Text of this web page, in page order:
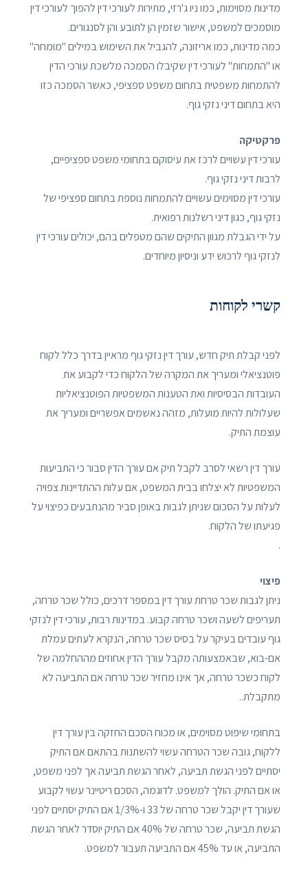
מדינות מסוימות, כמו ניו ג'רזי, מתירות לעורכי דין להפוך לעורכי דין
מוסמכים למשפט, אישור שזמין הן לתובע והן לסנגורים.
כמה מדינות, כמו אריזונה, להגביל את השימוש במילים "מומחה"
או "התמחות" לעורכי דין שקיבלו הסמכה מלשכת עורכי הדין
להתמחות משפטית בתחום משפט ספציפי, כאשר הסמכה כזו
היא בתחום דיני נזקי גוף.
פרקטיקה
עורכי דין עשויים לרכז את עיסוקם בתחומי משפט ספציפיים,
לרבות דיני נזקי גוף.
עורכי דין מסוימים עשויים להתמחות נוספת בתחום ספציפי של
נזקי גוף, כגון דיני רשלנות רפואית.
על ידי הגבלת מגוון התיקים שהם מטפלים בהם, יכולים עורכי דין
לנזקי גוף לרכוש ידע וניסיון מיוחדים.
קשרי לקוחות
לפני קבלת תיק חדש, עורך דין נזקי גוף מראיין בדרך כלל לקוח
פוטנציאלי ומעריך את המקרה של הלקוח כדי לקבוע את
העובדות הבסיסיות ואת הטענות המשפטיות הפוטנציאליות
שעלולות להיות מועלות, מזהה נאשמים אפשריים ומעריך את
עוצמת התיק.
עורך דין רשאי לסרב לקבל תיק אם עורך הדין סבור כי התביעות
המשפטיות לא יצלחו בבית המשפט, אם עלות ההתדיינות צפויה
לעלות על הסכום שניתן לגבות באופן סביר מהנתבעים כפיצוי על
פגיעתו של הלקוח.
.
פיצוי
ניתן לגבות שכר טרחת עורך דין במספר דרכים, כולל שכר טרחה,
תעריפים לשעה ושכר טרחה קבוע. במדינות רבות, עורכי דין לנזקי
גוף עובדים בעיקר על בסיס שכר טרחה, הנקרא לעתים עמלת
אם-בוא, שבאמצעותה מקבל עורך הדין אחוזים מההחלמה של
לקוח כשכר טרחה, אך אינו מחזיר שכר טרחה אם התביעה לא
מתקבלת..
בתחומי שיפוט מסוימים, או מכוח הסכם החזקה בין עורך דין
ללקוח, גובה שכר הטרחה עשוי להשתנות בהתאם אם התיק
יסתיים לפני הגשת תביעה, לאחר הגשת תביעה אך לפני משפט,
או אם התיק. הולך למשפט. לדוגמה, הסכם ריטיינר עשוי לקבוע
שעורך דין יקבל שכר טרחה של 33 ו-1/3% אם התיק יסתיים לפני
הגשת תביעה, שכר טרחה של 40% אם התיק יוסדר לאחר הגשת
התביעה, או עד 45% אם התביעה תעבור למשפט.